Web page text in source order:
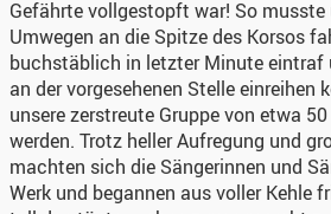
Gefährte vollgestopft war! So
Umwegen an die Spitze des Korsos
buchstäblich in letzter Minute eintraf
an der vorgesehenen Stelle einreihen
unsere zerstreute Gruppe von etwa
werden. Trotz heller Aufregung und
machten sich die Sängerinnen und
Werk und begannen aus voller Kehle